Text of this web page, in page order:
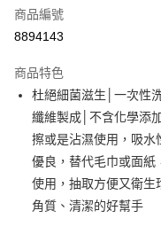
超商取貨付款
Apple Pay
街口支付
Google Pay
全盈+PAY
商品編號
8894143
商品特色
杜絕細菌滋生│一次性
纖維製成│不含化學添
擦或是沾濕使用，吸水
優良，替代毛巾或面
使用，抽取方便又衛
角質、清潔的好幫手